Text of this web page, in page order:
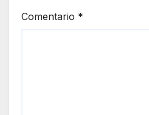
Comentario *